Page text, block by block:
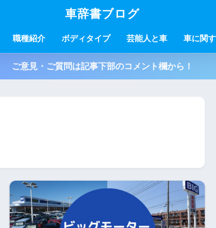
車辞書ブログ
職種紹介 ボディタイプ 芸能人と車 車に関
ご意見・ご質問は記事下部のコメント欄から！